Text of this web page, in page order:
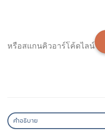
หรือสแกนคิวอาร์โค้ดไลน์
คำอธิบาย